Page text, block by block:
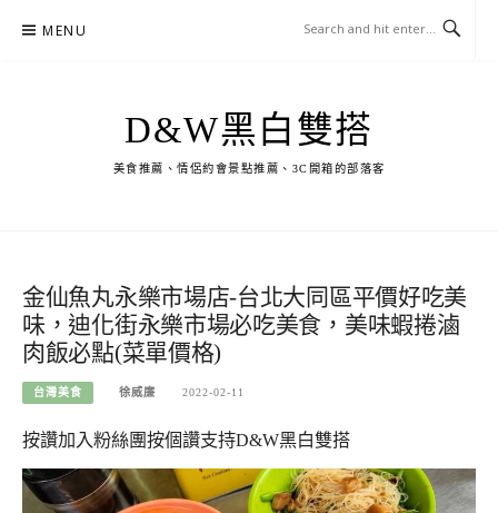
MENU
D&W黑白雙搭
美食推薦、情侶約會景點推薦、3C開箱的部落客
金仙魚丸永樂市場店-台北大同區平價好吃美
味，迪化街永樂市場必吃美食，美味蝦捲滷
肉飯必點(菜單價格)
台灣美食 徐威廉 2022-02-11
按讚加入粉絲團按個讚支持D&W黑白雙搭